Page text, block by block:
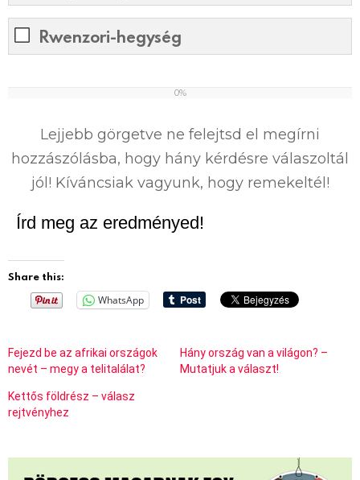
Rwenzori-hegység
0%
Lejjebb görgetve ne felejtsd el megírni
hozzászólásba, hogy hány kérdésre válaszoltál
jól! Kíváncsiak vagyunk, hogy remekeltél!
Írd meg az eredményed!
Share this:
WhatsApp
Fejezd be az afrikai országok
nevét – megy a telitalálat?
Hány ország van a világon? –
Mutatjuk a választ!
Kettős földrész – válasz
rejtvényhez